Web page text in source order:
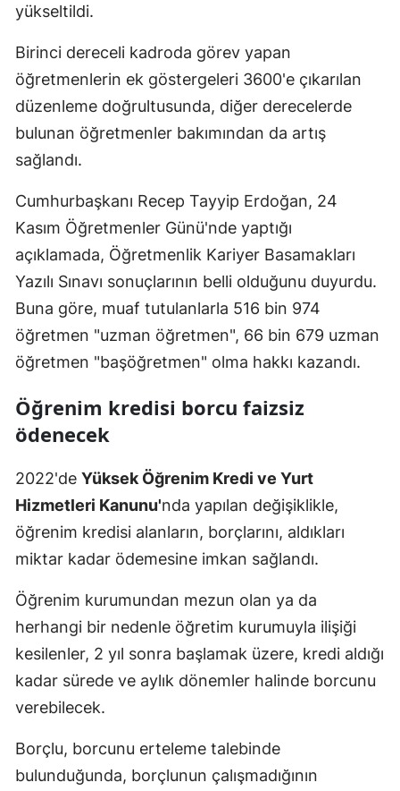
yükseltildi.
Birinci dereceli kadroda görev yapan
öğretmenlerin ek göstergeleri 3600'e çıkarılan
düzenleme doğrultusunda, diğer derecelerde
bulunan öğretmenler bakımından da artış
sağlandı.
Cumhurbaşkanı Recep Tayyip Erdoğan, 24
Kasım Öğretmenler Günü'nde yaptığı
açıklamada, Öğretmenlik Kariyer Basamakları
Yazılı Sınavı sonuçlarının belli olduğunu duyurdu.
Buna göre, muaf tutulanlarla 516 bin 974
öğretmen "uzman öğretmen", 66 bin 679 uzman
öğretmen "başöğretmen" olma hakkı kazandı.
Öğrenim kredisi borcu faizsiz
ödenecek
2022'de Yüksek Öğrenim Kredi ve Yurt
Hizmetleri Kanunu'nda yapılan değişiklikle,
öğrenim kredisi alanların, borçlarını, aldıkları
miktar kadar ödemesine imkan sağlandı.
Öğrenim kurumundan mezun olan ya da
herhangi bir nedenle öğretim kurumuyla ilişiği
kesilenler, 2 yıl sonra başlamak üzere, kredi aldığı
kadar sürede ve aylık dönemler halinde borcunu
verebilecek.
Borçlu, borcunu erteleme talebinde
bulunduğunda, borçlunun çalışmadığının